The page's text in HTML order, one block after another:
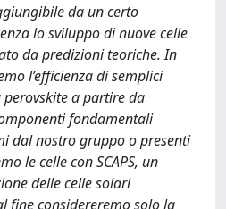
da un certo
lo sviluppo di nuove celle
da predizioni teoriche. In
l’efficienza di semplici
a partire da
fondamentali
dal nostro gruppo o presenti
le celle con SCAPS, un
delle celle solari
fine considereremo solo la